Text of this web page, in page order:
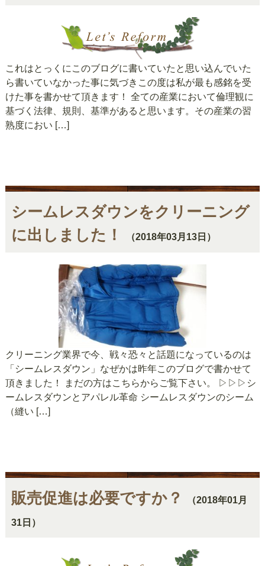
これはとっくにこのブログに書いていたと思い込んでいた
ら書いていなかった事に気づきこの度は私が最も感銘を受
けた事を書かせて頂きます！ 全ての産業において倫理観に
基づく法律、規則、基準があると思います。その産業の習
熟度におい […]
シームレスダウンをクリーニング
に出しました！
（2018年03月13日）
クリーニング業界で今、戦々恐々と話題になっているのは
「シームレスダウン」なぜかは昨年このブログで書かせて
頂きました！ まだの方はこちらからご覧下さい。 ▷▷▷シ
ームレスダウンとアパレル革命 シームレスダウンのシーム
（縫い […]
販売促進は必要ですか？ （2018年01月
31日）